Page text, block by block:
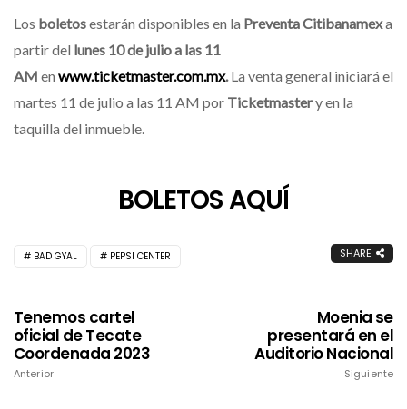
Los boletosestarán disponibles en la Preventa Citibanamexa
partir del lunes 10 de julio a las 11
AM en www.ticketmaster.com.mx.La venta general iniciará el
martes 11 de julio a las 11 AM por Ticketmastery en la
taquilla del inmueble.
BOLETOS AQUÍ
BAD GYAL PEPSI CENTER SHARE
Tenemos cartel
oficial de Tecate
Coordenada 2023
Anterior
Moenia se
presentará en el
Auditorio Nacional
Siguiente